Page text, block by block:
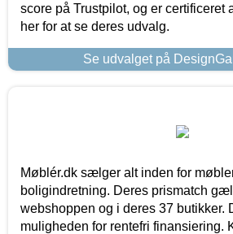
score på Trustpilot, og er certificeret
her for at se deres udvalg.
Se udvalget på
Møblér.dk sælger alt inden for
boligindretning. Deres prismatch
webshoppen og i deres 37 butikker.
muligheden for rentefri finansiering.